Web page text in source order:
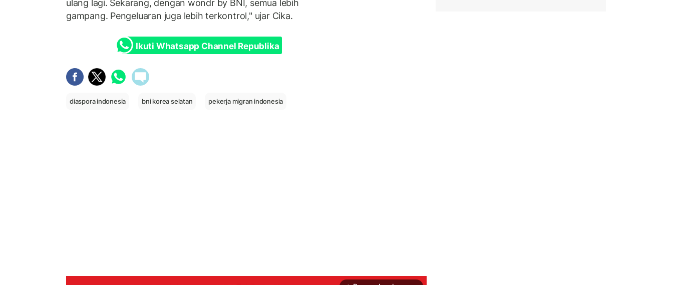
ulang lagi. Sekarang, dengan wondr by BNI, semua lebih
gampang. Pengeluaran juga lebih terkontrol," ujar Cika.
Ikuti Whatsapp Channel Republika
diaspora indonesia bni korea selatan pekerja migran indonesia